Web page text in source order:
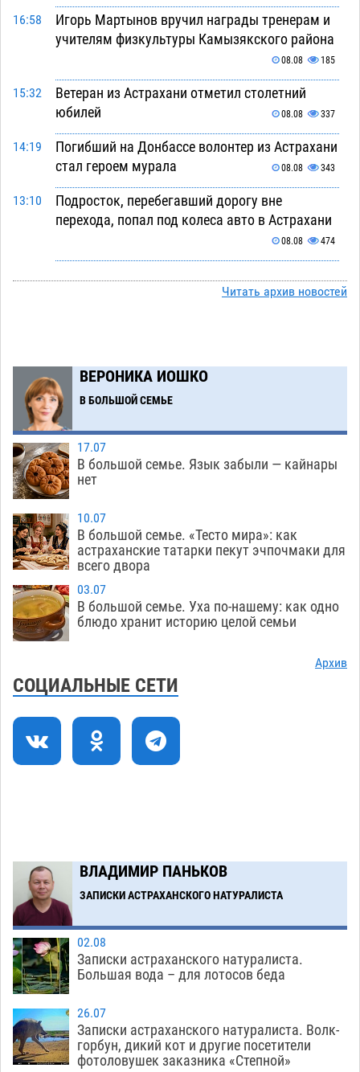
16:58
Игорь Мартынов вручил награды тренерам и
учителям физкультуры Камызякского района
08.08 185
15:32
Ветеран из Астрахани отметил столетний
юбилей
08.08 337
14:19
Погибший на Донбассе волонтер из Астрахани
стал героем мурала
08.08 343
13:10
Подросток, перебегавший дорогу вне
перехода, попал под колеса авто в Астрахани
08.08 474
получить зарплату за честный труд
гандболисты крупно проиграли пермякам
09:00
Лидеры чеченской диаспоры в Астрахани
осудили выходку молодого лихача с улицы
Никольской
08.08 688
18:00
Завтра астраханцы проведут день в режиме
экстремальной температурной нагрузки
07.08
17:09
Астраханский котлован с мусором угрожает
плодородию Харабалинского района
07.08 537
16:24
Игорь Редькин проинспектировал
земельного массива для льготников
15:28
Тяга к сверхскоростям обошлась
астраханской логистической компании в 400
тысяч рублей
14:09
С 11 августа астраханские водоемы
обеспечат притоком в семь тысяч кубов
07.08
Читать архив новостей
ВЕРОНИКА ИОШКО
В БОЛЬШОЙ СЕМЬЕ
17.07
В большой семье. Язык забыли — кайнары
нет
10.07
В большой семье. «Тесто мира»: как
астраханские татарки пекут эчпочмаки для
всего двора
03.07
В большой семье. Уха по-нашему: как одно
блюдо хранит историю целой семьи
Архив
СОЦИАЛЬНЫЕ СЕТИ
ВЛАДИМИР ПАНЬКОВ
ЗАПИСКИ АСТРАХАНСКОГО НАТУРАЛИСТА
02.08
Записки астраханского натуралиста.
Большая вода – для лотосов беда
26.07
Записки астраханского натуралиста. Волк-
горбун, дикий кот и другие посетители
фотоловушек заказника «Степной»